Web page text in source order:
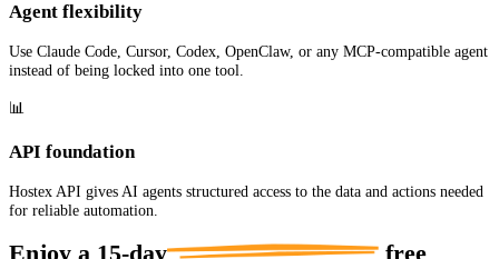
Agent flexibility
Use Claude Code, Cursor, Codex, OpenClaw, or any MCP-compatible agent
instead of being locked into one tool.
📊
API foundation
Hostex API gives AI agents structured access to the data and actions needed
for reliable automation.
Enjoy a 15-day free